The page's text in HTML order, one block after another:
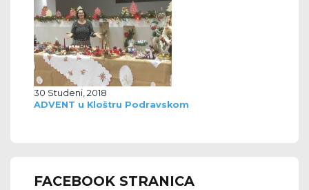
30 Studeni, 2018
ADVENT u Kloštru Podravskom
FACEBOOK STRANICA